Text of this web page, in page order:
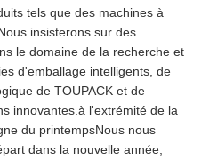
tels que des machines à
insisterons sur des
le domaine de la recherche et
d'emballage intelligents, de
de TOUPACK et de
innovantes.à l'extrémité de la
du printempsNous nous
dans la nouvelle année,